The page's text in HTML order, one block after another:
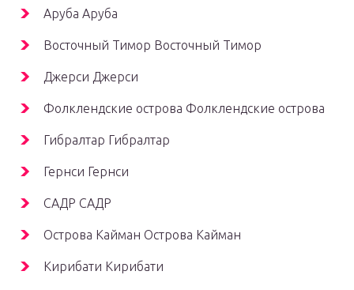
Аруба Аруба
Восточный Тимор Восточный Тимор
Джерси Джерси
Фолклендские острова Фолклендские острова
Гибралтар Гибралтар
Гернси Гернси
САДР САДР
Острова Кайман Острова Кайман
Кирибати Кирибати